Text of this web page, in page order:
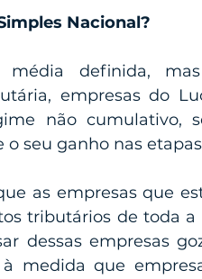
Nacional?
média definida,
empresas do
não cumulativo,
seu ganho nas
as empresas que
tributários de toda
dessas empresas
medida que